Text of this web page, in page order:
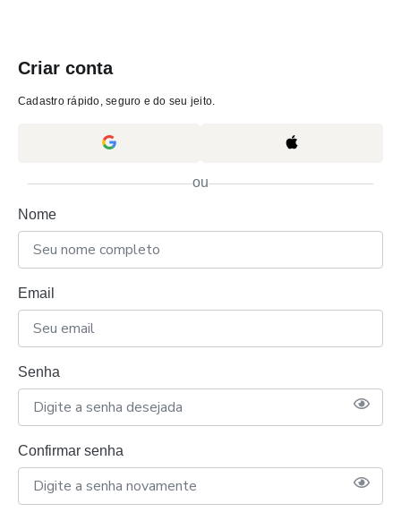
Criar conta
Cadastro rápido, seguro e do seu jeito.
ou
Nome
Email
Senha
Confirmar senha